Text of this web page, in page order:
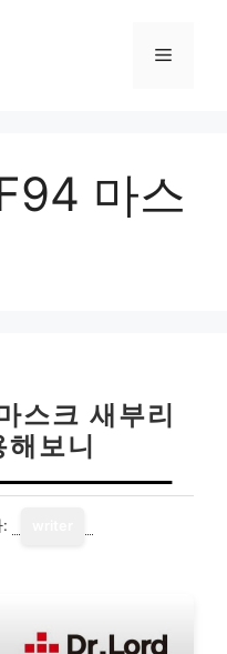
메
마스
스크 새부리
보니